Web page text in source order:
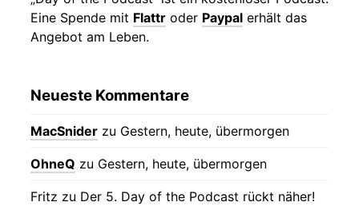
Eine Spende mit Flattr oder Paypal erhält das
Angebot am Leben.
Neueste Kommentare
MacSnider zu Gestern, heute, übermorgen
OhneQ zu Gestern, heute, übermorgen
Fritz zu Der 5. Day of the Podcast rückt näher!